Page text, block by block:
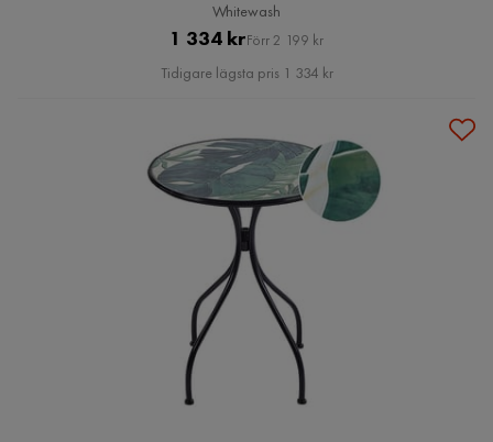
Whitewash
Pris
1 334 krOriginal
Pris
Förr 2 199 kr
Tidigare lägsta pris 1 334 kr